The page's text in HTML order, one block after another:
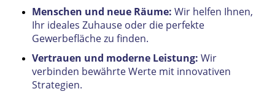
Menschen und neue Räume: Wir helfen Ihnen,
Ihr ideales Zuhause oder die perfekte
Gewerbefläche zu finden.
Vertrauen und moderne Leistung: Wir
verbinden bewährte Werte mit innovativen
Strategien.